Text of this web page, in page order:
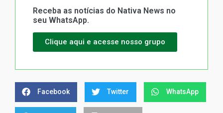
Receba as notícias do Nativa News no
seu WhatsApp.
Clique aqui e acesse nosso grupo
Facebook Twitter WhatsApp